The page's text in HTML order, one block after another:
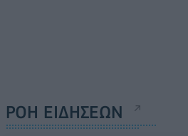
ΡΟΗ ΕΙΔΗΣΕΩΝ